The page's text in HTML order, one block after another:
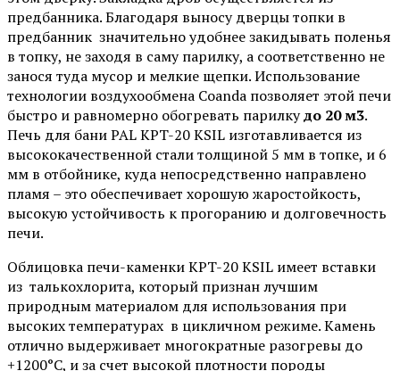
предбанника. Благодаря выносу дверцы топки в
предбанник значительно удобнее закидывать поленья
в топку, не заходя в саму парилку, а соответственно не
занося туда мусор и мелкие щепки. Использование
технологии воздухообмена Coanda позволяет этой печи
быстро и равномерно обогревать парилкудо 20 м3.
Печь для бани PAL KPT-20 KSIL изготавливается из
высококачественной стали толщиной 5 мм в топке, и 6
мм в отбойнике, куда непосредственно направлено
пламя – это обеспечивает хорошую жаростойкость,
высокую устойчивость к прогоранию и долговечность
печи.
Облицовка печи-каменки KPT-20 KSIL имеет вставки
из талькохлорита, который признан лучшим
природным материалом для использования при
высоких температурах в цикличном режиме. Камень
отлично выдерживает многократные разогревы до
+1200°С, и за счет высокой плотности породы